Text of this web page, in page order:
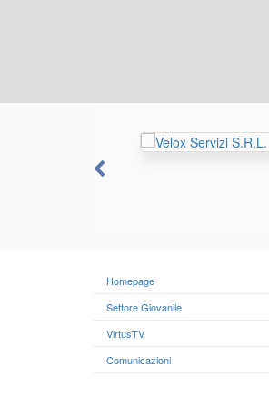
Homepage
Settore Giovanile
VirtusTV
Comunicazioni